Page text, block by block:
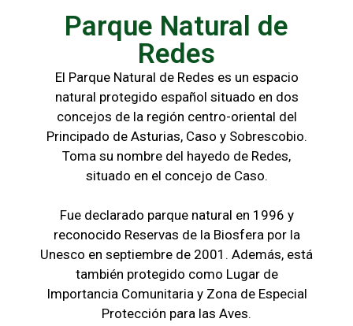
Parque Natural de
Redes
El Parque Natural de Redes es un espacio
natural protegido español situado en dos
concejos de la región centro-oriental del
Principado de Asturias, Caso y Sobrescobio.
Toma su nombre del hayedo de Redes,
situado en el concejo de Caso.
Fue declarado parque natural en 1996 y
reconocido Reservas de la Biosfera por la
Unesco en septiembre de 2001. Además, está
también protegido como Lugar de
Importancia Comunitaria y Zona de Especial
Protección para las Aves.